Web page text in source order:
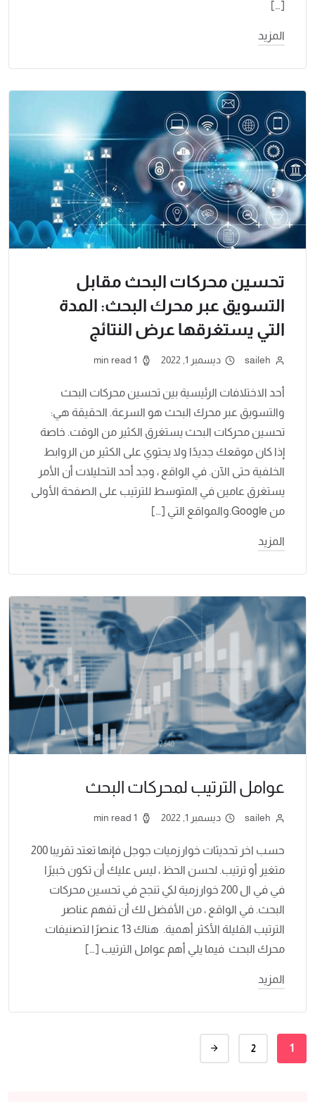
[…]
المزيد
تحسين محركات البحث مقابل
التسويق عبر محرك البحث: المدة
التي يستغرقها عرض النتائج
saileh ديسمبر 1, 2022 1 min read
أحد الاختلافات الرئيسية بين تحسين محركات البحث
والتسويق عبر محرك البحث هو السرعة. الحقيقة هي:
تحسين محركات البحث يستغرق الكثير من الوقت. خاصة
إذا كان موقعك جديدًا ولا يحتوي على الكثير من الروابط
الخلفية حتى الآن. في الواقع ، وجد أحد التحليلات أن الأمر
يستغرق عامين في المتوسط ​​للترتيب على الصفحة الأولى
من Google.والمواقع التي […]
المزيد
عوامل الترتيب لمحركات البحث
saileh ديسمبر 1, 2022 1 min read
حسب اخر تحديثات خوارزميات جوجل فإنها تعتد تقريبا 200
متغير أو ترتيب. لحسن الحظ ، ليس عليك أن تكون خبيرًا
في في ال 200 خوارزمية لكي تنجح في تحسين محركات
البحث. في الواقع ، من الأفضل لك أن تفهم عناصر
الترتيب القليلة الأكثر أهمية. هناك 13 عنصرًا لتصنيفات
محرك البحث فيما يلي أهم عوامل الترتيب […]
المزيد
1
2